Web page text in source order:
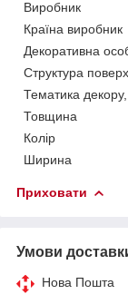
Виробник
Країна виробник
Декоративна
Структура
Тематика
Товщина
Колір
Ширина
Приховати
Умови
Нова Пошта